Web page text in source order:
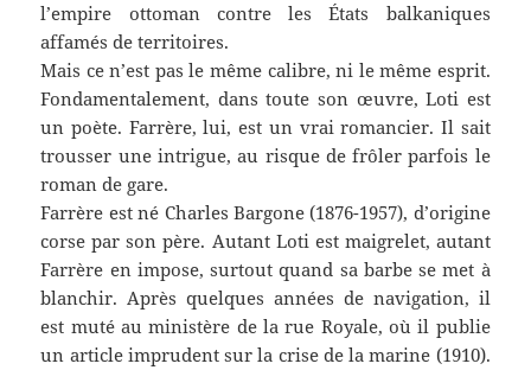
l’empire ottoman contre les États balkaniques
affamés de territoires.
Mais ce n’est pas le même calibre, ni le même esprit.
Fondamentalement, dans toute son œuvre, Loti est
un poète. Farrère, lui, est un vrai romancier. Il sait
trousser une intrigue, au risque de frôler parfois le
roman de gare.
Farrère est né Charles Bargone (1876-1957), d’origine
corse par son père. Autant Loti est maigrelet, autant
Farrère en impose, surtout quand sa barbe se met à
blanchir. Après quelques années de navigation, il
est muté au ministère de la rue Royale, où il publie
un article imprudent sur la crise de la marine (1910).